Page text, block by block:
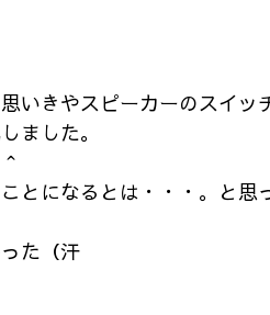
いきやスピーカーのスイッ
ました。
とになるとは・・・。と思
た（汗